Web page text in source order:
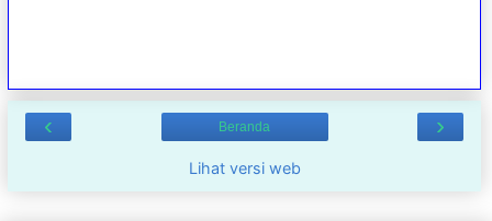
‹ ›
Beranda
Lihat versi web